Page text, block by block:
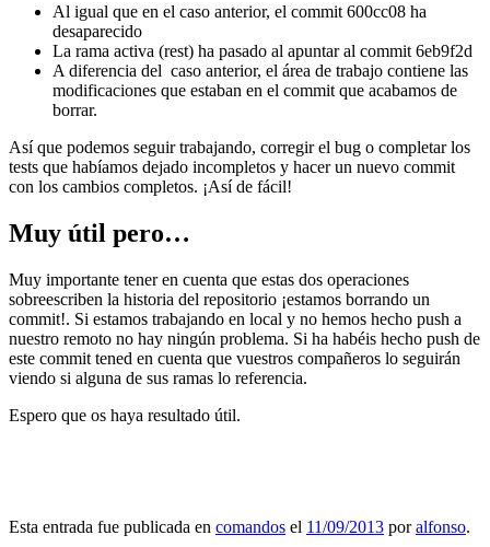
Al igual que en el caso anterior, el commit 600cc08 ha
desaparecido
La rama activa (rest) ha pasado al apuntar al commit 6eb9f2d
A diferencia del caso anterior, el área de trabajo contiene las
modificaciones que estaban en el commit que acabamos de
borrar.
Así que podemos seguir trabajando, corregir el bug o completar los
tests que habíamos dejado incompletos y hacer un nuevo commit
con los cambios completos. ¡Así de fácil!
Muy útil pero…
Muy importante tener en cuenta que estas dos operaciones
sobreescriben la historia del repositorio ¡estamos borrando un
commit!. Si estamos trabajando en local y no hemos hecho push a
nuestro remoto no hay ningún problema. Si ha habéis hecho push de
este commit tened en cuenta que vuestros compañeros lo seguirán
viendo si alguna de sus ramas lo referencia.
Espero que os haya resultado útil.
Esta entrada fue publicada en comandos el 11/09/2013 poralfonso.